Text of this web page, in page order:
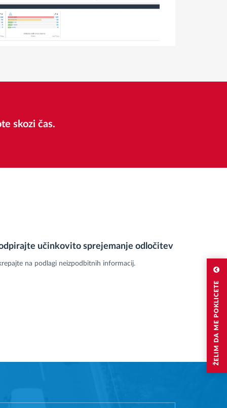
ŽELIM DA ME POKLICETE
skozi čas.
učinkovito sprejemanje odločitev
na podlagi neizpodbitnih informacij.